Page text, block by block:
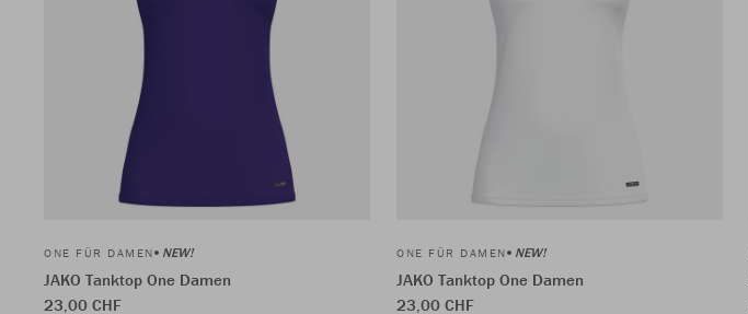
ONE FÜR DAMEN NEW!
JAKO Tanktop One Damen
23,00 CHF
ONE FÜR DAMEN NEW!
JAKO Tanktop One Damen
23,00 CHF